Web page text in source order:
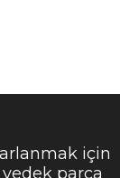
için
parça